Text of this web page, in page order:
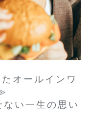
オールインワ
い一生の思い